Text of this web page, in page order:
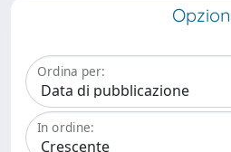
Ordina per:
In ordine: